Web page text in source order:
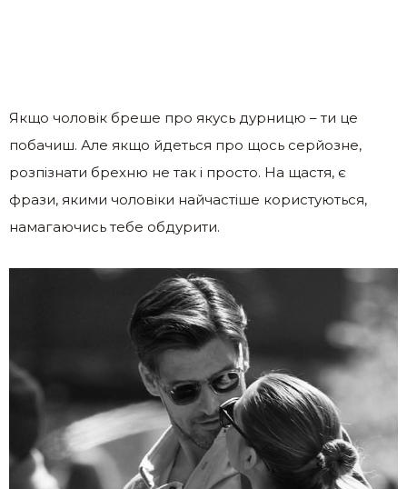
Якщо чоловік бреше про якусь дурницю – ти це
побачиш. Але якщо йдеться про щось серйозне,
розпізнати брехню не так і просто. На щастя, є
фрази, якими чоловіки найчастіше користуються,
намагаючись тебе обдурити.